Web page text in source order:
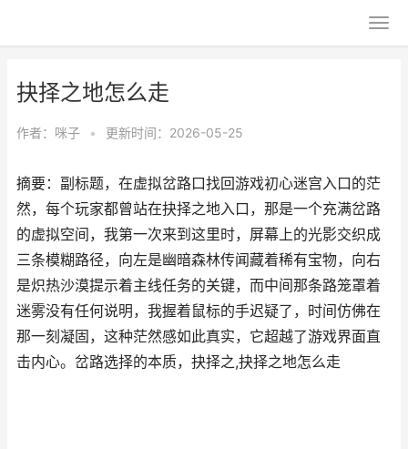
抉择之地怎么走
作者： 咪子 • 更新时间：2026-05-25
摘要：副标题，在虚拟岔路口找回游戏初心迷宫入口的茫
然，每个玩家都曾站在抉择之地入口，那是一个充满岔路
的虚拟空间，我第一次来到这里时，屏幕上的光影交织成
三条模糊路径，向左是幽暗森林传闻藏着稀有宝物，向右
是炽热沙漠提示着主线任务的关键，而中间那条路笼罩着
迷雾没有任何说明，我握着鼠标的手迟疑了，时间仿佛在
那一刻凝固，这种茫然感如此真实，它超越了游戏界面直
击内心。岔路选择的本质，抉择之,抉择之地怎么走